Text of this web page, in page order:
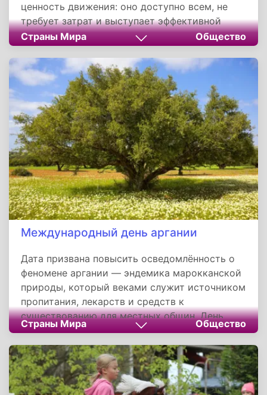
ценность движения: оно доступно всем, не
требует затрат и выступает эффективной
профилактикой множества серьёзных
заболеваний. Регулярная физическая
активность не только продлевает активную
жизнь, но и улучшает качество здоровья,
поднимает настроение и укрепляет
социальные связи. Именно поэтому 10 мая —
отличный повод оторваться от дивана и
сделать первый шаг навстречу собственному
здоровому будущему.
Страны Мира Общество
Международный день аргании
Дата призвана повысить осведомлённость о
феномене аргании — эндемика марокканской
природы, который веками служит источником
пропитания, лекарств и средств к
существованию для местных общин. День
аргании — это напоминание о тесной связи
человека с природой, о том, как одно дерево
может противостоять опустыниванию,
поддерживать целые экосистемы и давать
работу тысячам людей, особенно женщинам в
Страны Мира Общество